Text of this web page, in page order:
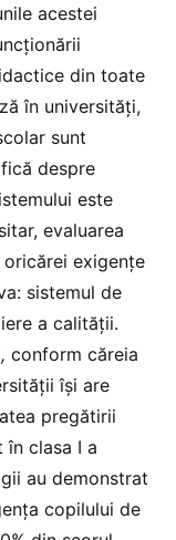
acestei
din toate
în universități,
sunt
despre
este
evaluarea
exigențe
sistemul de
a calității.
conform căreia
își are
pregătirii
în clasa I a
au demonstrat
copilului de